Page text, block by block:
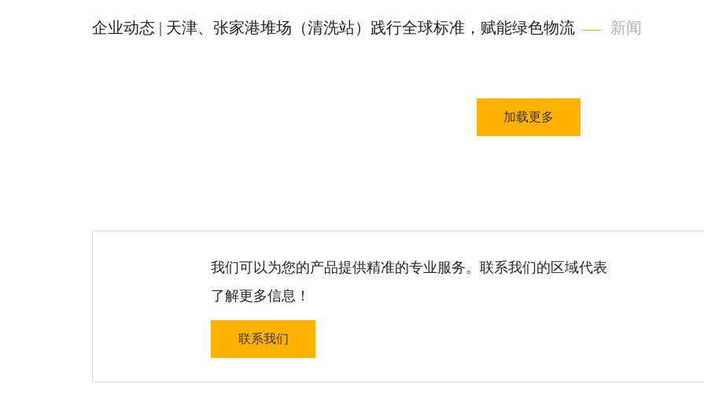
企业动态 | 天津、张家港堆场（清洗站）践行全球标准，赋能绿色物流 新闻
加载更多
我们可以为您的产品提供精准的专业服务。联系我们的区域代表
了解更多信息！
联系我们